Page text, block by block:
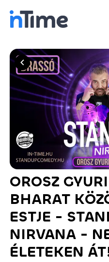
OROSZ
BHARAT
ESTJE -
NIRVANA -
ÉLETEKEN